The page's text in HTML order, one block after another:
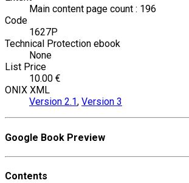
Main content page count : 196
Code
1627P
Technical Protection ebook
None
List Price
10.00 €
ONIX XML
Version 2.1, Version 3
Google Book Preview
Contents